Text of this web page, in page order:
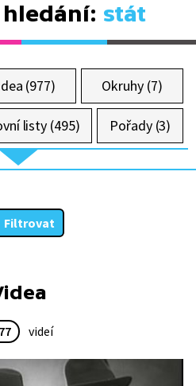
stát
(977) Okruhy (7)
listy (495) Pořady (3)
Filtrovat
videí